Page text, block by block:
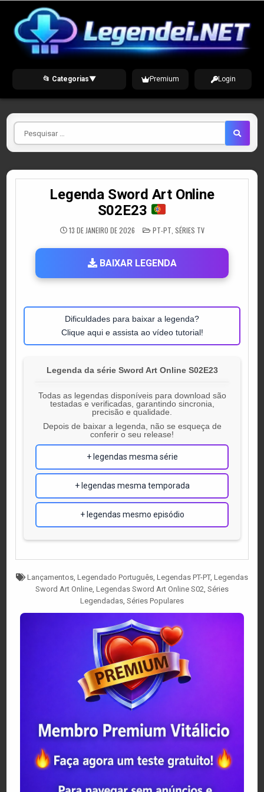
content
📂 Categorias▼ Premium Login
Pesquisar
por
Legenda Sword Art Online
S02E23
13 DE JANEIRO DE 2026 POSTED
IN
PT-PT SÉRIES TV
BAIXAR LEGENDA
Dificuldades para baixar a legenda?
Clique aqui e assista ao vídeo tutorial!
Legenda da série Sword Art Online S02E23
Todas as legendas disponíveis para download são
testadas e verificadas, garantindo sincronia,
precisão e qualidade.
Depois de baixar a legenda, não se esqueça de
conferir o seu release!
+ legendas mesma série
+ legendas mesma temporada
+ legendas mesmo episódio
Tagged
Lançamentos, Legendado Português, Legendas PT-PT, Legendas
Sword Art Online, Legendas Sword Art Online S02, Séries
Legendadas, Séries Populares